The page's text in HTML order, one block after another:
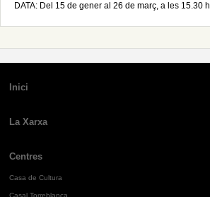
DATA: Del 15 de gener al 26 de març, a les 15.30 h
Inici
La Xarxa
Centres
Casa de Cultura
Casal Torreblanca